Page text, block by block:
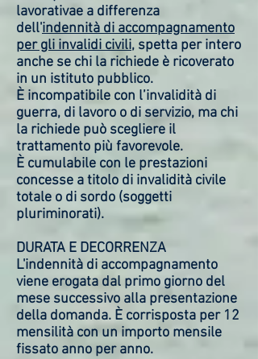
lavorativae a differenza
dell'indennità di accompagnamento
per gli invalidi civili, spetta per intero
anche se chi la richiede è ricoverato
in un istituto pubblico.
È incompatibile con l’invalidità di
guerra, di lavoro o di servizio, ma chi
la richiede può scegliere il
trattamento più favorevole.
È cumulabile con le prestazioni
concesse a titolo di invalidità civile
totale o di sordo (soggetti
pluriminorati).
DURATA E DECORRENZA
L'indennità di accompagnamento
viene erogata dal primo giorno del
mese successivo alla presentazione
della domanda. È corrisposta per 12
mensilità con un importo mensile
fissato anno per anno.